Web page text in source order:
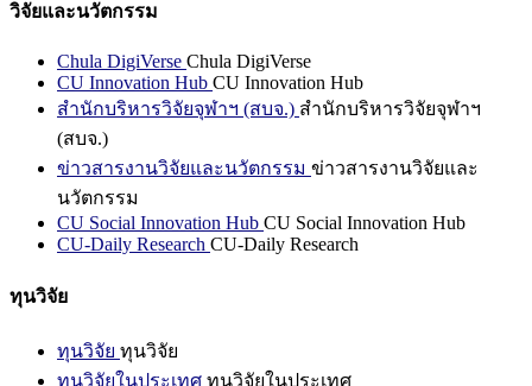
วิจัยและนวัตกรรม
Chula DigiVerse Chula DigiVerse
CU Innovation Hub CU Innovation Hub
สำนักบริหารวิจัยจุฬาฯ (สบจ.) สำนักบริหารวิจัยจุฬาฯ
(สบจ.)
ข่าวสารงานวิจัยและนวัตกรรม ข่าวสารงานวิจัยและ
นวัตกรรม
CU Social Innovation Hub CU Social Innovation Hub
CU-Daily Research CU-Daily Research
ทุนวิจัย
ทุนวิจัย ทุนวิจัย
ทุนวิจัยในประเทศ ทุนวิจัยในประเทศ